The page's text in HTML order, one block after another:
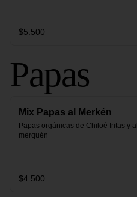
$5.500
Papas
Mix Papas al Merkén
Papas orgánicas de Chiloé fritas y al
merquén
$4.500